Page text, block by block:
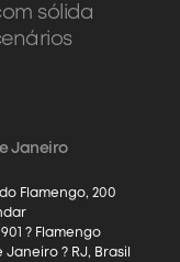
sólida
Janeiro
Flamengo, 200
901 ? Flamengo
Janeiro ? RJ, Brasil